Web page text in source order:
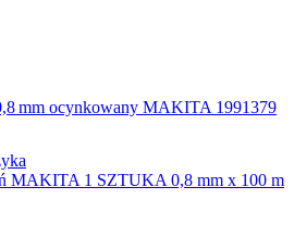
mm ocynkowany MAKITA 1991379